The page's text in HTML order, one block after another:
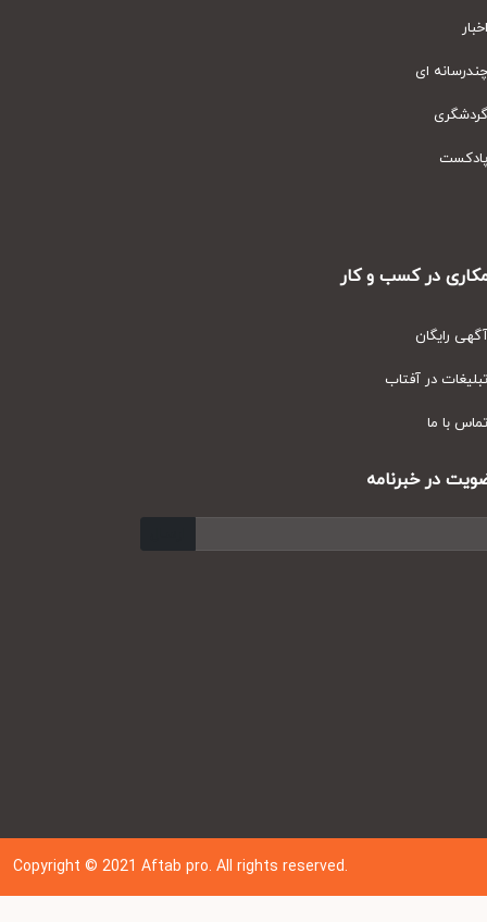
ای
در کسب و کار
رایگان
در آفتاب
با ما
در خبرنامه
Copyright © 202 1Aftab pro. All rights reserved.